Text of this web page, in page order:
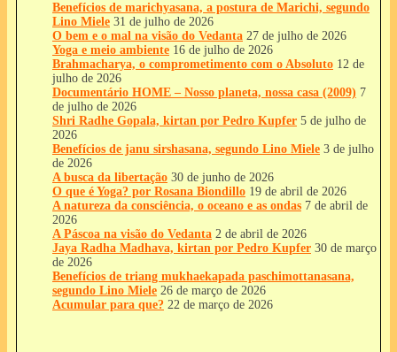
Benefícios de marichyasana, a postura de Marichi, segundo
Lino Miele 31 de julho de 2026
O bem e o mal na visão do Vedanta 27 de julho de 2026
Yoga e meio ambiente 16 de julho de 2026
Brahmacharya, o comprometimento com o Absoluto 12 de
julho de 2026
Documentário HOME – Nosso planeta, nossa casa (2009) 7
de julho de 2026
Shri Radhe Gopala, kirtan por Pedro Kupfer 5 de julho de
2026
Benefícios de janu sirshasana, segundo Lino Miele 3 de julho
de 2026
A busca da libertação 30 de junho de 2026
O que é Yoga? por Rosana Biondillo 19 de abril de 2026
A natureza da consciência, o oceano e as ondas 7 de abril de
2026
A Páscoa na visão do Vedanta 2 de abril de 2026
Jaya Radha Madhava, kirtan por Pedro Kupfer 30 de março
de 2026
Benefícios de triang mukhaekapada paschimottanasana,
segundo Lino Miele 26 de março de 2026
Acumular para que? 22 de março de 2026